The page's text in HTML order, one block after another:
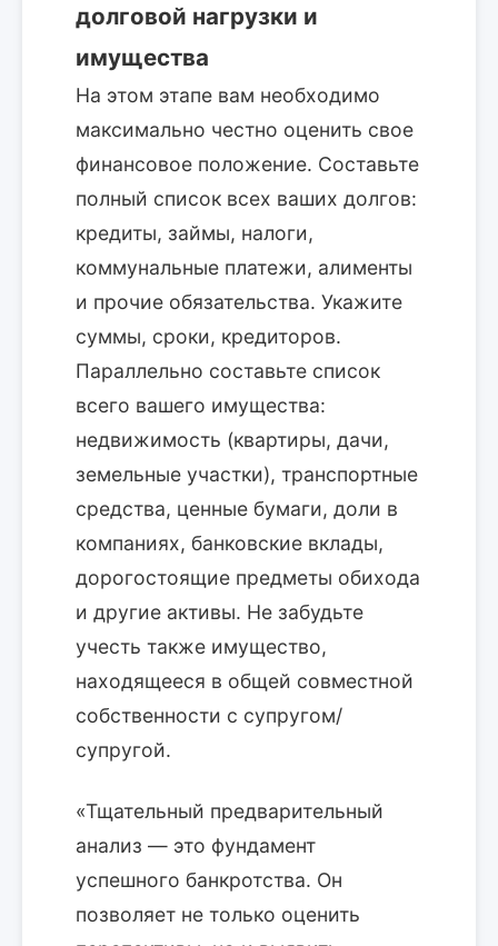
долговой нагрузки и
имущества
На этом этапе вам необходимо
максимально честно оценить свое
финансовое положение. Составьте
полный список всех ваших долгов:
кредиты, займы, налоги,
коммунальные платежи, алименты
и прочие обязательства. Укажите
суммы, сроки, кредиторов.
Параллельно составьте список
всего вашего имущества:
недвижимость (квартиры, дачи,
земельные участки), транспортные
средства, ценные бумаги, доли в
компаниях, банковские вклады,
дорогостоящие предметы обихода
и другие активы. Не забудьте
учесть также имущество,
находящееся в общей совместной
собственности с супругом/
супругой.
«Тщательный предварительный
анализ — это фундамент
успешного банкротства. Он
позволяет не только оценить